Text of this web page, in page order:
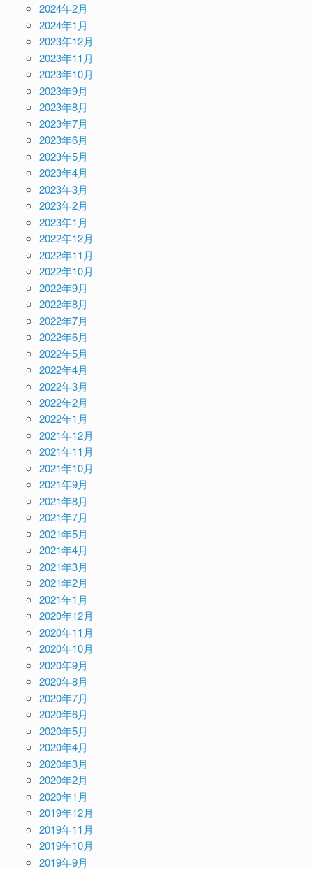
2024年2月
2024年1月
2023年12月
2023年11月
2023年10月
2023年9月
2023年8月
2023年7月
2023年6月
2023年5月
2023年4月
2023年3月
2023年2月
2023年1月
2022年12月
2022年11月
2022年10月
2022年9月
2022年8月
2022年7月
2022年6月
2022年5月
2022年4月
2022年3月
2022年2月
2022年1月
2021年12月
2021年11月
2021年10月
2021年9月
2021年8月
2021年7月
2021年5月
2021年4月
2021年3月
2021年2月
2021年1月
2020年12月
2020年11月
2020年10月
2020年9月
2020年8月
2020年7月
2020年6月
2020年5月
2020年4月
2020年3月
2020年2月
2020年1月
2019年12月
2019年11月
2019年10月
2019年9月